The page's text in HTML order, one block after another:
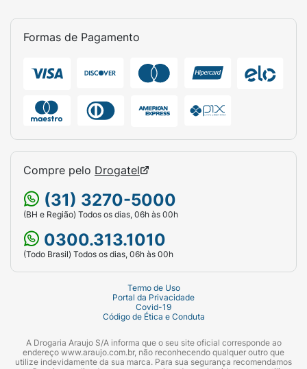
Formas de Pagamento
Compre pelo Drogatel
(31) 3270-5000
(BH e Região) Todos os dias, 06h às 00h
0300.313.1010
(Todo Brasil) Todos os dias, 06h às 00h
Termo de Uso
Portal da Privacidade
Covid-19
Código de Ética e Conduta
A Drogaria Araujo S/A informa que o seu site oficial corresponde ao
endereço www.araujo.com.br, não reconhecendo qualquer outro que
utilize indevidamente da sua marca. Para sua segurança recomendamos